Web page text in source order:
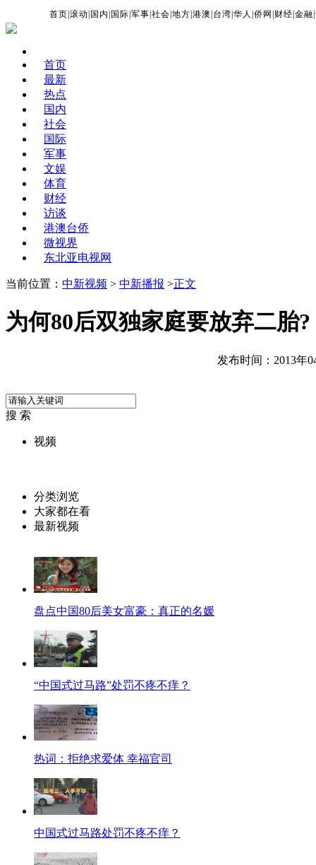
首页 |滚动 国内 国际 |军事 |社会 |地方 |港澳 台湾 |华人 |侨网 财经 |金融 |
首页
最新
热点
国内
社会
国际
军事
文娱
体育
财经
访谈
港澳台侨
微视界
东北亚电视网
当前位置： 中新视频 > 中新播报 >正文
为何80后双独家庭要放弃二胎?
发布时间：2013年
搜 索
视频
分类浏览
大家都在看
最新视频
盘点中国80后美女富豪：真正的名媛
“中国式过马路”处罚不疼不痒？
热词：拒绝求爱体 幸福官司
中国式过马路处罚不疼不痒？